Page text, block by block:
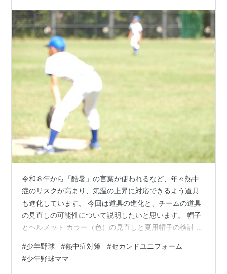
令和８年から「酷暑」の言葉が使われるなど、年々熱中
症のリスクが高まり、気温の上昇に対応できるよう道具
も進化しています。 今回は道具の進化と、チームの道具
の見直しの可能性について説明したいと思います。 帽子
とヘルメット カラー（色）の見直しと夏用帽子の検討 暑
り 首周り 手首 ポンチョ まとめ 帽子とヘルメット カラー
（色）の見直しと夏用帽子の検討 直射日光の対策とし
#少年野球 #熱中症対策 #セカンドユニフォーム
#少年野球ママ